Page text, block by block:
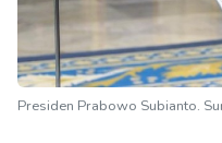
Presiden Prabowo Subianto.